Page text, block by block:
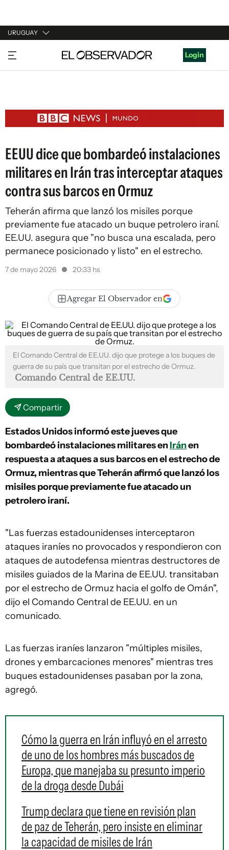
URUGUAY
URUGUAY
ARGENTINA
ESTADOS UNIDOS
Login
EEUU dice que bombardeó instalaciones
militares en Irán tras interceptar ataques
contra sus barcos en Ormuz
Teherán afirma que lanzó los misiles porque
previamente fue atacado un buque petrolero iraní.
EE.UU. asegura que "no busca una escalada, pero
permanece posicionado y listo" en el estrecho.
7 de mayo 2026 20:33 hs
Agregar El Observador en
El Comando Central de EE.UU. dijo que protege a los buques de
guerra de su país que transitan por el estrecho de Ormuz.
Comando Central de EE.UU.
Compartir
Estados Unidos informó este jueves que
bombardeó instalaciones militares enIránen
respuesta a ataques a sus barcos en el estrecho de
Ormuz, mientras que Teherán afirmó que lanzó los
misiles porque previamente fue atacado un
petrolero iraní.
"Las fuerzas estadounidenses interceptaron
ataques iraníes no provocados y respondieron con
ataques de autodefensa mientras destructores de
misiles guiados de la Marina de EE.UU. transitaban
por el estrecho de Ormuz hacia el golfo de Omán",
dijo el Comando Central de EE.UU. en un
comunicado.
Las fuerzas iraníes lanzaron "múltiples misiles,
drones y embarcaciones menores" mientras tres
buques estadounidenses pasaban por la zona,
agregó.
Cómo la guerra en Irán influyó en el arresto
de uno de los hombres más buscados de
Europa, que manejaba su presunto imperio
de la droga desde Dubái
Trump declara que tiene en revisión plan
de paz de Teherán, pero insiste en eliminar
la capacidad de misiles de Irán